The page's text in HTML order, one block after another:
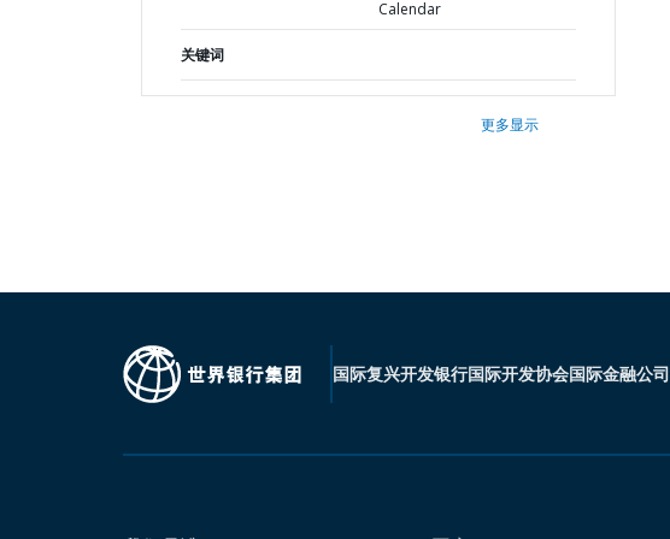
Calendar
关键词
更多显示
国际复兴开发银行国际开发协会国际金融公司